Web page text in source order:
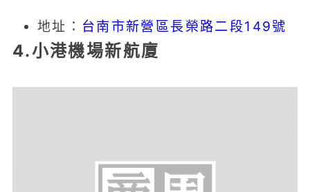
地址： 台南市新營區長榮路二段149號
4.小港機場新航廈